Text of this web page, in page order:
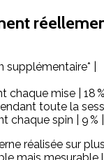
supplémentaire* |
mise | 18 %
toute la
spin | 9 % |
réalisée sur